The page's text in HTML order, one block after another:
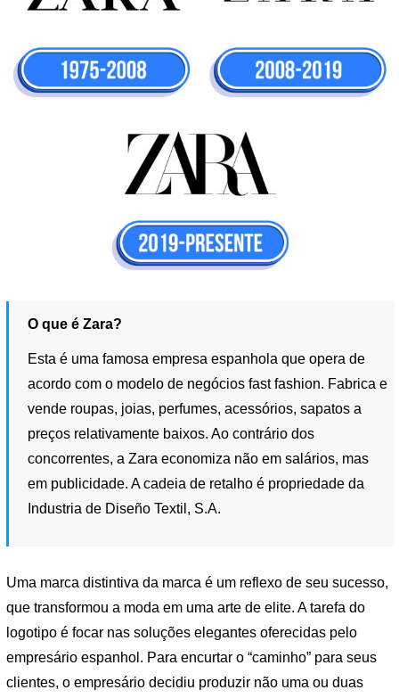
O que é Zara?
Esta é uma famosa empresa espanhola que opera de
acordo com o modelo de negócios fast fashion. Fabrica e
vende roupas, joias, perfumes, acessórios, sapatos a
preços relativamente baixos. Ao contrário dos
concorrentes, a Zara economiza não em salários, mas
em publicidade. A cadeia de retalho é propriedade da
Industria de Diseño Textil, S.A.
Uma marca distintiva da marca é um reflexo de seu sucesso,
que transformou a moda em uma arte de elite. A tarefa do
logotipo é focar nas soluções elegantes oferecidas pelo
empresário espanhol. Para encurtar o “caminho” para seus
clientes, o empresário decidiu produzir não uma ou duas